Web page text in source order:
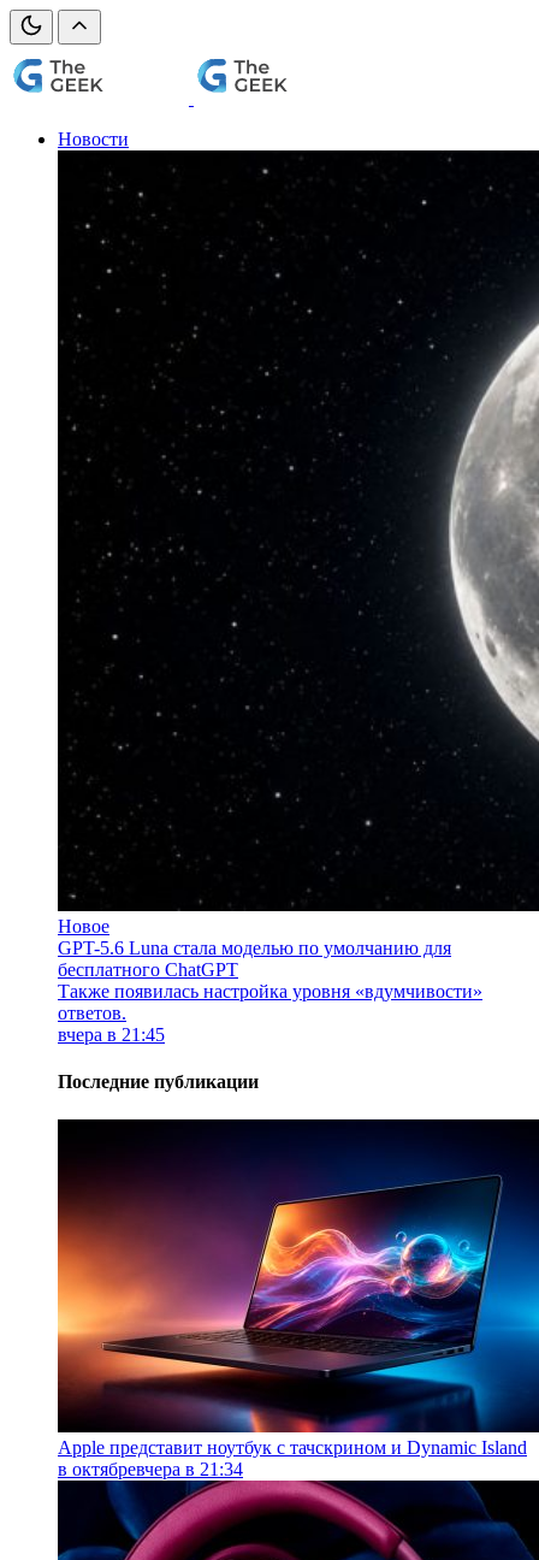
Новости
Новое
GPT-5.6 Luna стала моделью по умолчанию для
бесплатного ChatGPT
Также появилась настройка уровня «вдумчивости»
ответов.
вчера в 21:45
Последние публикации
Apple представит ноутбук с тачскрином и Dynamic Island
в октябревчера в 21:34